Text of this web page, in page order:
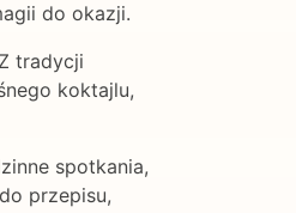
do okazji.
tradycji
koktajlu,
spotkania,
przepisu,